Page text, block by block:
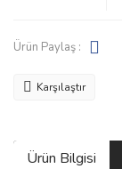
Ürün Paylaş :
Karşılaştır
Ürün Bilgisi